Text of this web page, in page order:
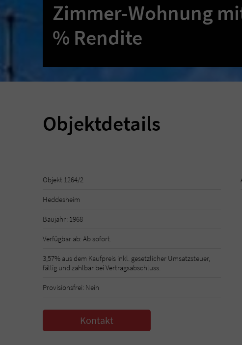
Zimmer-Wohnung
% Rendite
Objektdetails
Objekt 1264/2
Heddesheim
Baujahr: 1968
Verfügbar ab: Ab sofort.
3,57% aus dem Kaufpreis inkl. gesetzlicher Umsatzsteuer,
fällig und zahlbar bei Vertragsabschluss.
Provisionsfrei: Nein
Kontakt